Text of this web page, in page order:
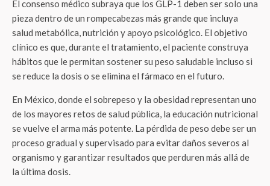
El consenso médico subraya que los GLP-1 deben ser solo una
pieza dentro de un rompecabezas más grande que incluya
salud metabólica, nutrición y apoyo psicológico. El objetivo
clínico es que, durante el tratamiento, el paciente construya
hábitos que le permitan sostener su peso saludable incluso si
se reduce la dosis o se elimina el fármaco en el futuro.
En México, donde el sobrepeso y la obesidad representan uno
de los mayores retos de salud pública, la educación nutricional
se vuelve el arma más potente. La pérdida de peso debe ser un
proceso gradual y supervisado para evitar daños severos al
organismo y garantizar resultados que perduren más allá de
la última dosis.